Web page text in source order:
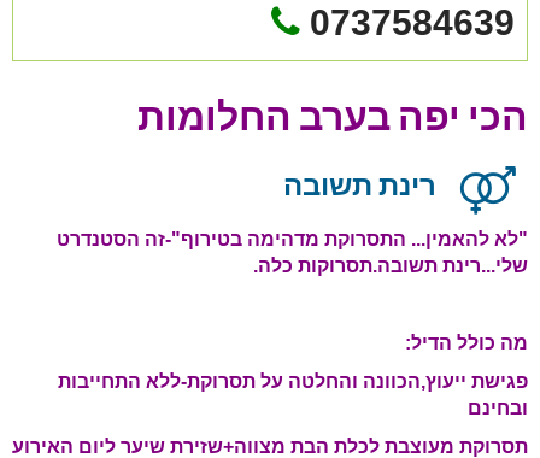
0737584639
הכי יפה בערב החלומות
רינת תשובה
"לא להאמין... התסרוקת מדהימה בטירוף"-זה הסטנדרט
שלי...רינת תשובה.תסרוקות כלה.
מה כולל הדיל:
פגישת ייעוץ,הכוונה והחלטה על תסרוקת-ללא התחייבות
ובחינם
תסרוקת מעוצבת לכלת הבת מצווה+שזירת שיער ליום האירוע